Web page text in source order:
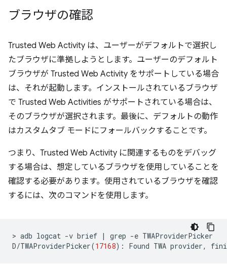
ブラウザの確認
Trusted Web Activity は、ユーザーがデフォルトで選択し
たブラウザに準拠しようとします。ユーザーのデフォルト
ブラウザが Trusted Web Activity をサポートしている場合
は、それが起動します。インストールされているブラウザ
で Trusted Web Activities がサポートされている場合は、
そのブラウザが選択されます。最後に、デフォルトの動作
はカスタムタブ モードにフォールバックすることです。
つまり、Trusted Web Activity に関連するものをデバッグ
する場合は、想定しているブラウザを使用していることを
確認する必要があります。使用されているブラウザを確認
するには、次のコマンドを使用します。
> adb logcat -v brief | grep -e TWAProviderPicker
D/TWAProviderPicker(17168) : Found TWA provider,